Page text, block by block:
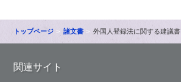
トップページ 諸文書 外国人登録法に関する建議書
関連サイト